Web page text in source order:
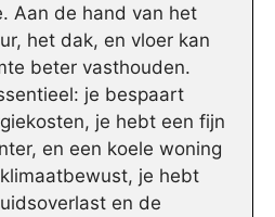
Aan de hand van het
het dak, en vloer kan
beter vasthouden.
je bespaart
je hebt een fijn
en een koele woning
je hebt
en de